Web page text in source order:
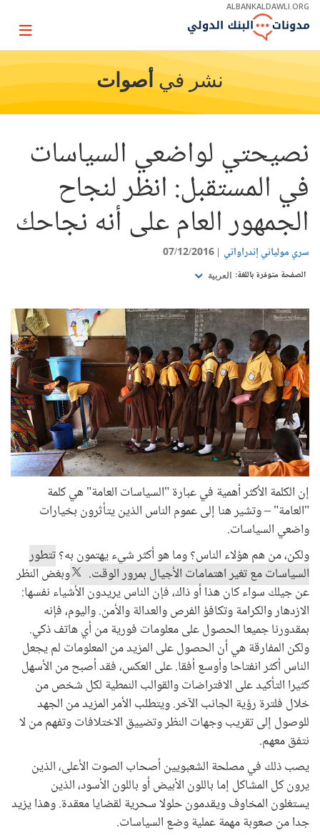
Skip
Main
ALBANKALDAWLI.ORG
Page
نشر في أصوات
نصيحتي لواضعي السياسات
في المستقبل: انظر لنجاح
الجمهور العام على أنه نجاحك
سري مولياني إندراواتي 07/12/2016
الصفحة متوفرة باللغة: العربية
إن الكلمة الأكثر أهمية في عبارة "السياسات العامة" هي كلمة
"العامة" – وتشير هنا إلى عموم الناس الذين يتأثرون بخيارات
واضعي السياسات.
ولكن، من هم هؤلاء الناس؟ وما هو أكثر شيء يهتمون به؟تتطور
السياسات مع تغير اهتمامات الأجيال بمرور الوقت.
وبغض النظر
عن جيلك سواء كان هذا أو ذاك، فإن الناس يريدون الأشياء نفسها:
الازدهار والكرامة وتكافؤ الفرص والعدالة والأمن. واليوم، فإنه
بمقدورنا جميعا الحصول على معلومات فورية من أي هاتف ذكي.
ولكن المفارقة هي أن الحصول على المزيد من المعلومات لم يجعل
الناس أكثر انفتاحا وأوسع أفقا. على العكس، فقد أصبح من الأسهل
كثيرا التأكيد على الافتراضات والقوالب النمطية لكل شخص من
خلال فلترة رؤية الجانب الآخر. ويتطلب الأمر المزيد من الجهد
للوصول إلى تقريب وجهات النظر وتضييق الاختلافات وتفهم من لا
نتفق معهم.
يصب ذلك في مصلحة الشعبويين أصحاب الصوت الأعلى، الذين
يرون كل المشاكل إما باللون الأبيض أو باللون الأسود، الذين
يستغلون المخاوف ويقدمون حلولا سحرية لقضايا معقدة. وهذا يزيد
جدا من صعوبة مهمة عملية وضع السياسات.